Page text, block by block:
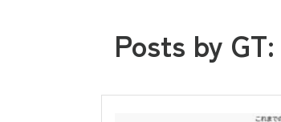
Posts by GT: